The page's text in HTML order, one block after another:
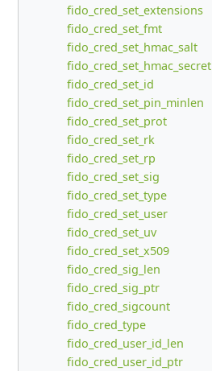
fido_cred_set_extensions
fido_cred_set_fmt
fido_cred_set_hmac_salt
fido_cred_set_hmac_secret
fido_cred_set_id
fido_cred_set_pin_minlen
fido_cred_set_prot
fido_cred_set_rk
fido_cred_set_rp
fido_cred_set_sig
fido_cred_set_type
fido_cred_set_user
fido_cred_set_uv
fido_cred_set_x509
fido_cred_sig_len
fido_cred_sig_ptr
fido_cred_sigcount
fido_cred_type
fido_cred_user_id_len
fido_cred_user_id_ptr